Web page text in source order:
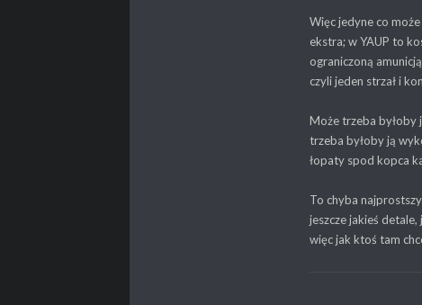
Więc jedyne co
ekstra; w YAUP to
ograniczoną
czyli jeden strzał i
Może trzeba byłoby
trzeba byłoby ją
łopaty spod kopca
To chyba
jeszcze jakieś
więc jak ktoś tam